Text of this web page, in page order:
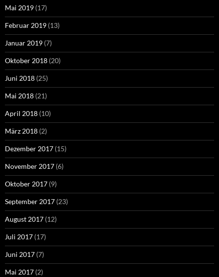
Mai 2019 (17)
Februar 2019 (13)
Januar 2019 (7)
Oktober 2018 (20)
Juni 2018 (25)
Mai 2018 (21)
April 2018 (10)
März 2018 (2)
Dezember 2017 (15)
November 2017 (6)
Oktober 2017 (9)
September 2017 (23)
August 2017 (12)
Juli 2017 (17)
Juni 2017 (7)
Mai 2017 (2)